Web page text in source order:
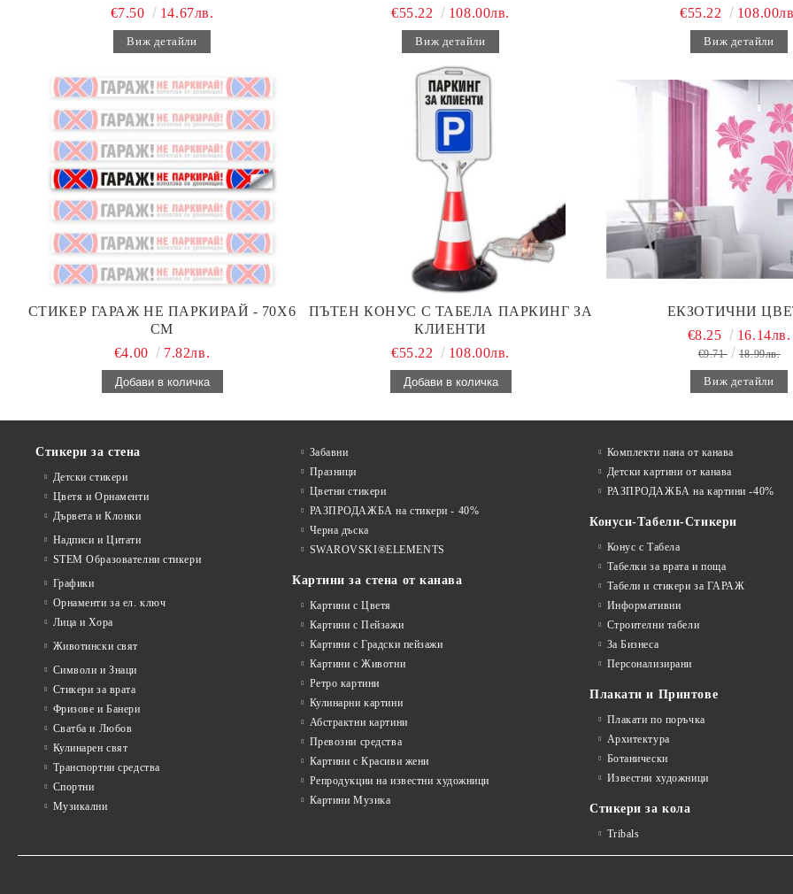
€7.50
14.67лв.
Виж детайли
€55.22
108.00лв.
Виж детайли
€55.22
Виж детайли
СТИКЕР ГАРАЖ НЕ ПАРКИРАЙ - 70Х6
СМ
€4.00
7.82лв.
ПЪТЕН КОНУС С ТАБЕЛА ПАРКИНГ ЗА
КЛИЕНТИ
€55.22
108.00лв.
ЕКЗОТИЧНИ
€8.25 16.14лв.
€9.71 18.99лв.
Виж детайли
Стикери за стена
Детски стикери
Цветя и Орнаменти
Дървета и Клонки
Надписи и Цитати
STEM Образователни стикери
Графики
Орнаменти за ел. ключ
Лица и Хора
Животински свят
Символи и Знаци
Стикери за врата
Фризове и Банери
Сватба и Любов
Кулинарен свят
Транспортни средства
Спортни
Музикални
Забавни
Празници
Цветни стикери
РАЗПРОДАЖБА на стикери - 40%
Черна дъска
SWAROVSKI®ELEMENTS
Картини за стена от канава
Картини с Цветя
Картини с Пейзажи
Картини с Градски пейзажи
Картини с Животни
Ретро картини
Кулинарни картини
Абстрактни картини
Превозни средства
Картини с Красиви жени
Репродукции на известни художници
Картини Музика
Комплекти пана от канава
Детски картини от канава
РАЗПРОДАЖБА на картини -40%
Конуси-Табели-Стикери
Конус с Табела
Табелки за врата и поща
Табели и стикери за ГАРАЖ
Информативни
Строителни табели
За Бизнеса
Персонализирани
Плакати и Принтове
Плакати по поръчка
Архитектура
Ботанически
Известни художници
Стикери за кола
Tribals